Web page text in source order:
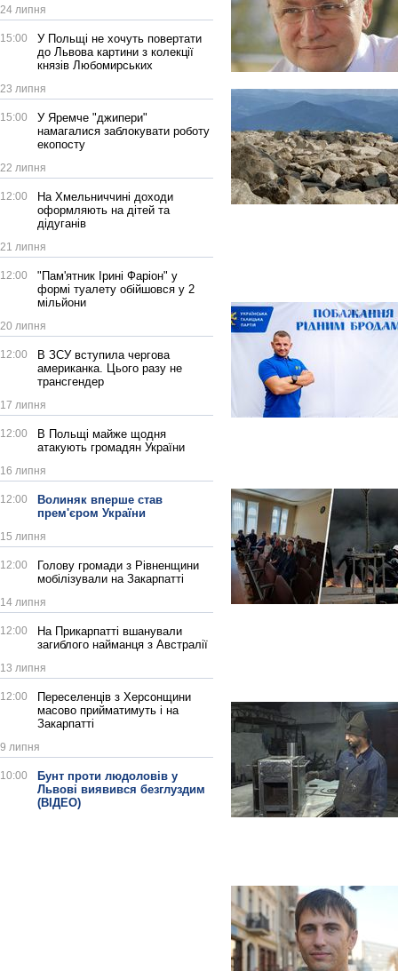
24 липня
15:00
У Польщі не хочуть повертати
до Львова картини з колекції
князів Любомирських
23 липня
15:00
У Яремче "джипери"
намагалися заблокувати роботу
екопосту
22 липня
12:00
На Хмельниччині доходи
оформляють на дітей та
дідуганів
21 липня
12:00
"Пам'ятник Ірині Фаріон" у
формі туалету обійшовся у 2
мільйони
20 липня
12:00
В ЗСУ вступила чергова
американка. Цього разу не
трансгендер
17 липня
12:00
В Польщі майже щодня
атакують громадян України
16 липня
12:00
Волиняк вперше став
прем'єром України
15 липня
12:00
Голову громади з Рівненщини
мобілізували на Закарпатті
14 липня
12:00
На Прикарпатті вшанували
загиблого найманця з Австралії
13 липня
12:00
Переселенців з Херсонщини
масово прийматимуть і на
Закарпатті
9 липня
10:00
Бунт проти людоловів у
Львові виявився безглуздим
(ВІДЕО)